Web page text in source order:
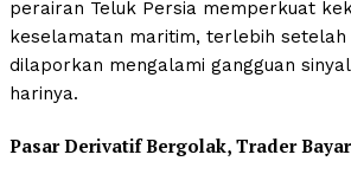
perairan Teluk Persia memperkuat
keselamatan maritim, terlebih setelah
dilaporkan mengalami gangguan
harinya.
Pasar Derivatif Bergolak, Trader